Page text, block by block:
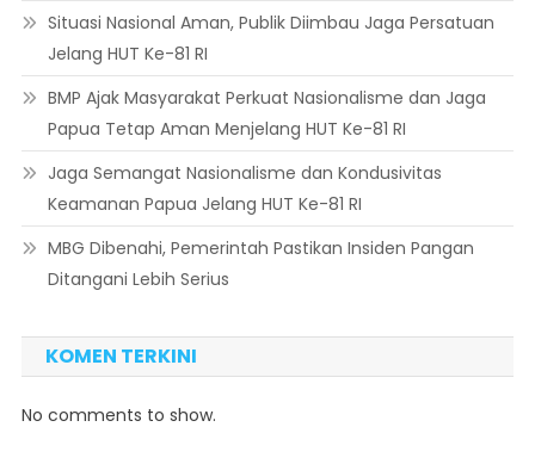
Situasi Nasional Aman, Publik Diimbau Jaga Persatuan
Jelang HUT Ke-81 RI
BMP Ajak Masyarakat Perkuat Nasionalisme dan Jaga
Papua Tetap Aman Menjelang HUT Ke-81 RI
Jaga Semangat Nasionalisme dan Kondusivitas
Keamanan Papua Jelang HUT Ke-81 RI
MBG Dibenahi, Pemerintah Pastikan Insiden Pangan
Ditangani Lebih Serius
KOMEN TERKINI
No comments to show.